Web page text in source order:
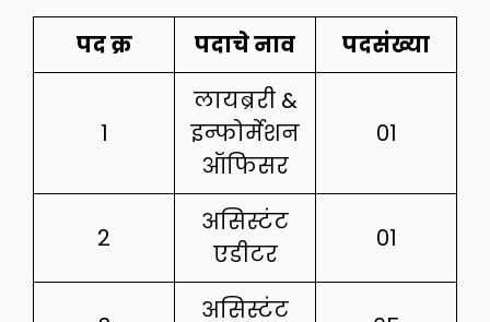
पद क्र पदाचे नाव पदसंख्या
1
लायब्ररी &
इन्फोर्मेशन
ऑफिसर
01
2
असिस्टंट
एडीटर
01
असिस्टंट